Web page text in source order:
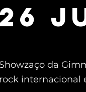
26
Showzaço da
rock internacional